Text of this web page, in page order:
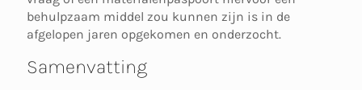
behulpzaam middel zou kunnen zijn is in de
afgelopen jaren opgekomen en onderzocht.
Samenvatting